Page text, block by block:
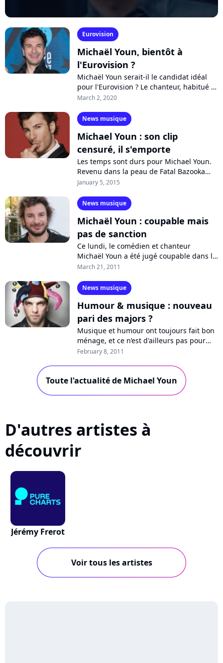
Eurovision
Michaël Youn, bientôt à
l'Eurovision ?
Michaël Youn serait-il le candidat idéal
pour l'Eurovision ? Le chanteur, habitué à
incarner des personnages décalés, s'est
March 2, 2020
News musique
Michael Youn : son clip
censuré, il s'emporte
Les temps sont durs pour Michael Youn.
Revenu dans la peau de Fatal Bazooka
avec "Ce soir sans mon sexe", le
son...
January 5, 2015
News musique
Michaël Youn : coupable mais
pas de sanction
Ce lundi, le comédien et chanteur
Michaël Youn a été jugé coupable dans le
cadre d'une affaire qui l'opposait à deux
March 21, 2011
News musique
Humour & musique : nouveau
pari des majors ?
Musique et humour ont toujours fait bon
ménage, et ce n’est d'ailleurs pas pour
rien qu'une catégorie humour,
February 8, 2011
Toute l'actualité de Michael Youn
D'autres artistes à
découvrir
Jérémy Frerot
Voir tous les artistes